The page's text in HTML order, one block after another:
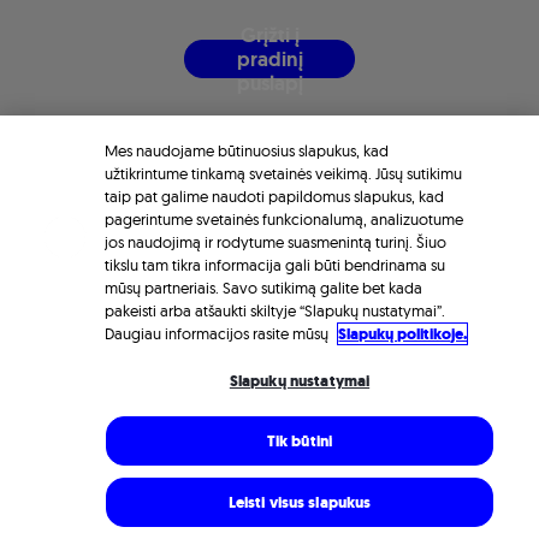
Grįžtiį
pradinį
puslapį
Mes naudojame būtinuosius slapukus, kad
užtikrintume tinkamą svetainės veikimą. Jūsų sutikimu
taip pat galime naudoti papildomus slapukus, kad
pagerintume svetainės funkcionalumą, analizuotume
jos naudojimą ir rodytume suasmenintą turinį. Šiuo
tikslu tam tikra informacija gali būti bendrinama su
mūsų partneriais. Savo sutikimą galite bet kada
pakeisti arba atšaukti skiltyje “Slapukų nustatymai”.
Daugiau informacijos rasite mūsų Slapukų politikoje.
Slapukų nustatymai
Tik būtini
Leisti visus slapukus